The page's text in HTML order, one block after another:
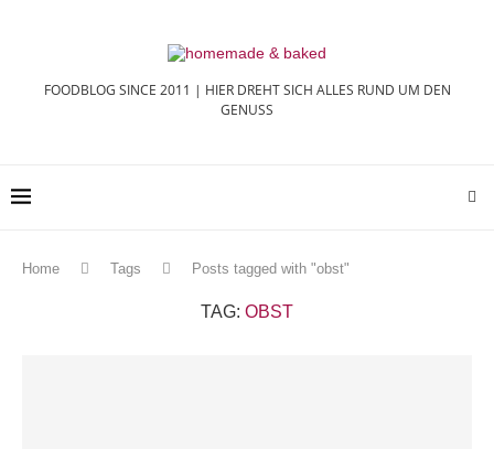
FOODBLOG SINCE 2011 | HIER DREHT SICH ALLES RUND UM DEN
GENUSS
Home Tags Posts tagged with "obst"
TAG: OBST